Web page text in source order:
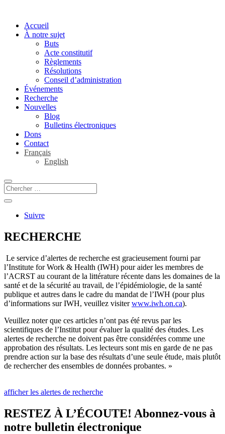
Accueil
À notre sujet
Buts
Acte constitutif
Règlements
Résolutions
Conseil d’administration
Événements
Recherche
Nouvelles
Blog
Bulletins électroniques
Dons
Contact
Français
English
Suivre
RECHERCHE
Le service d’alertes de recherche est gracieusement fourni par
l’Institute for Work & Health (IWH) pour aider les membres de
l’ACRST au courant de la littérature récente dans les domaines de la
santé et de la sécurité au travail, de l’épidémiologie, de la santé
publique et autres dans le cadre du mandat de l’IWH (pour plus
d’informations sur IWH, veuillez visiterwww.iwh.on.ca).
Veuillez noter que ces articles n’ont pas été revus par les
scientifiques de l’Institut pour évaluer la qualité des études. Les
alertes de recherche ne doivent pas être considérées comme une
approbation des résultats. Les lecteurs sont mis en garde de ne pas
prendre action sur la base des résultats d’une seule étude, mais plutôt
de rechercher des ensembles de données probantes. »
afficher les alertes de recherche
RESTEZ À L’ÉCOUTE! Abonnez-vous à
notre bulletin électronique